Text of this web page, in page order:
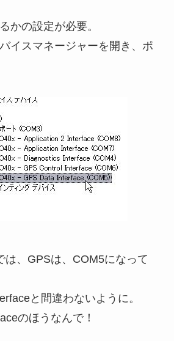
かの設定が必要。
イスマネージャーを開き、ポ
は、GPSは、COM5になって
と間違わないように。
のほうなんで！